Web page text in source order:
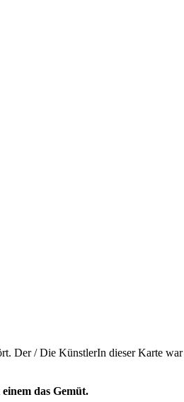
Der / Die KünstlerIn dieser Karte war
das Gemüt.